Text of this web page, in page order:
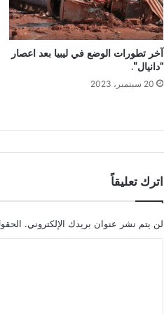
آخر تطورات الوضع في ليبيا بعد اعصار
“دانيال”.
20 سبتمبر، 2023
اترك تعليقاً
لن يتم نشر عنوان بريدك الإلكتروني.